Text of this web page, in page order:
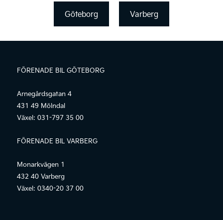
Göteborg Varberg
FÖRENADE BIL GÖTEBORG
Arnegårdsgatan 4
431 49 Mölndal
Växel: 031-797 35 00
FÖRENADE BIL VARBERG
Monarkvägen 1
432 40 Varberg
Växel: 0340-20 37 00